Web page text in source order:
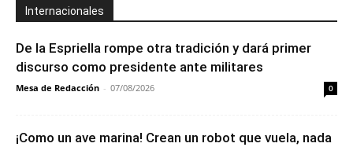
Internacionales
De la Espriella rompe otra tradición y dará primer
discurso como presidente ante militares
Mesa de Redacción - 07/08/2026 0
¡Como un ave marina! Crean un robot que vuela, nada